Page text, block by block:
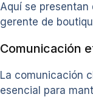
Aquí se
gerente de
Comunicación
La comunicación
esencial para